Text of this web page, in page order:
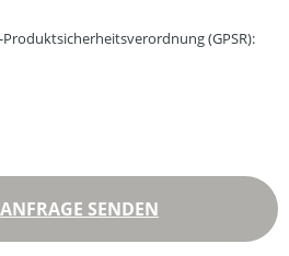
(GPSR):
SENDEN